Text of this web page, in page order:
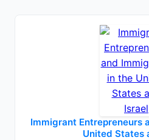
Immigrant Entrepreneurs
United States